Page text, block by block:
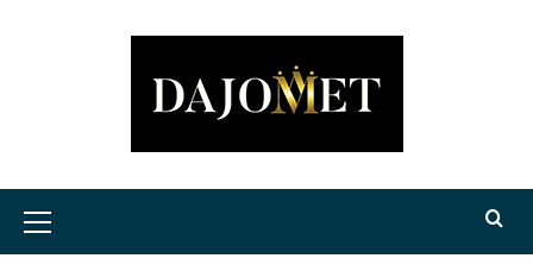
Menú